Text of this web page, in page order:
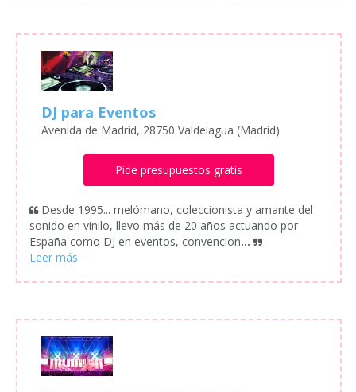
DJ para Eventos
Avenida de Madrid, 28750 Valdelagua (Madrid)
Pide presupuestos gratis
Desde 1995... melómano, coleccionista y amante del
sonido en vinilo, llevo más de 20 años actuando por
España como DJ en eventos, convencion...